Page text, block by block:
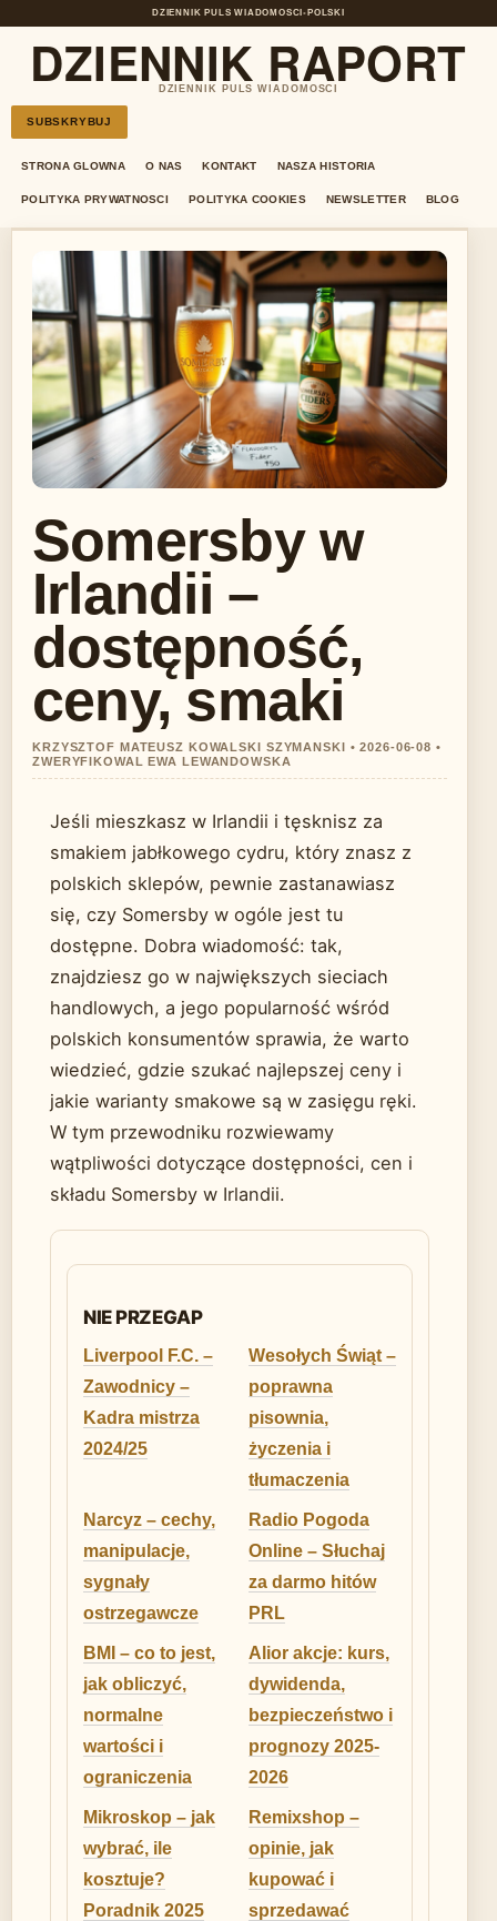
DZIENNIK PULS WIADOMOSCI• POLSKI
DZIENNIK RAPORT
DZIENNIK PULS WIADOMOSCI
SUBSKRYBUJ
STRONA GLOWNA O NAS KONTAKT NASZA HISTORIA
POLITYKA PRYWATNOSCI POLITYKA COOKIES NEWSLETTER BLOG
Somersby w
Irlandii –
dostępność,
ceny, smaki
KRZYSZTOF MATEUSZ KOWALSKI SZYMANSKI • 2026-06-08 •
ZWERYFIKOWAL EWA LEWANDOWSKA
Jeśli mieszkasz w Irlandii i tęsknisz za
smakiem jabłkowego cydru, który znasz z
polskich sklepów, pewnie zastanawiasz
się, czy Somersby w ogóle jest tu
dostępne. Dobra wiadomość: tak,
znajdziesz go w największych sieciach
handlowych, a jego popularność wśród
polskich konsumentów sprawia, że warto
wiedzieć, gdzie szukać najlepszej ceny i
jakie warianty smakowe są w zasięgu ręki.
W tym przewodniku rozwiewamy
wątpliwości dotyczące dostępności, cen i
składu Somersby w Irlandii.
NIE PRZEGAP
Liverpool F.C. –
Zawodnicy –
Kadra mistrza
2024/25
Wesołych Świąt –
poprawna
pisownia,
życzenia i
tłumaczenia
Narcyz – cechy,
manipulacje,
sygnały
ostrzegawcze
Radio Pogoda
Online – Słuchaj
za darmo hitów
PRL
BMI – co to jest,
jak obliczyć,
normalne
wartości i
ograniczenia
Alior akcje: kurs,
dywidenda,
bezpieczeństwo i
prognozy 2025-
2026
Mikroskop – jak
wybrać, ile
kosztuje?
Poradnik 2025
Remixshop –
opinie, jak
kupować i
sprzedawać